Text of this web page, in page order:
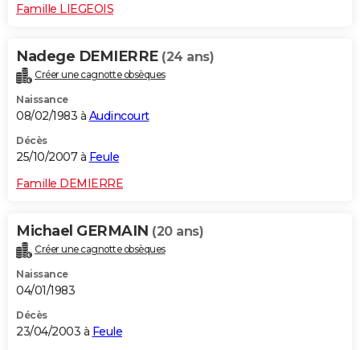
Famille LIEGEOIS
Nadege DEMIERRE (24 ans)
Créer une cagnotte obsèques
Naissance
08/02/1983 à Audincourt
Décès
25/10/2007 à Feule
Famille DEMIERRE
Michael GERMAIN (20 ans)
Créer une cagnotte obsèques
Naissance
04/01/1983
Décès
23/04/2003 à Feule